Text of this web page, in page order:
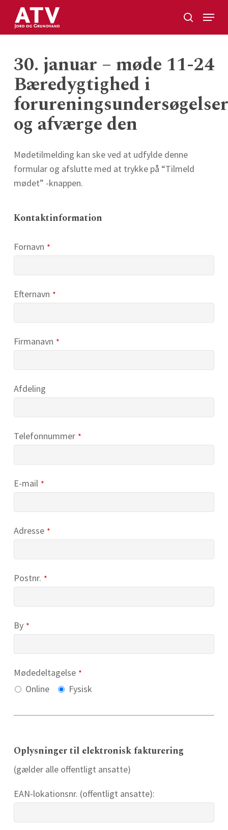
main
search
Menu
30. januar – møde 11-24
Bæredygtighed i
forureningsundersøgelser
og afværge den
Mødetilmelding kan ske ved at udfylde denne
formular og afslutte med at trykke på “Tilmeld
mødet” -knappen.
Website
Kontaktinformation
Fornavn *
Efternavn *
Firmanavn *
Afdeling
Telefonnummer *
E-mail *
Adresse *
Postnr. *
By *
Mødedeltagelse *
Online Fysisk
Oplysninger til elektronisk fakturering
(gælder alle offentligt ansatte)
EAN-lokationsnr. (offentligt ansatte):
Close